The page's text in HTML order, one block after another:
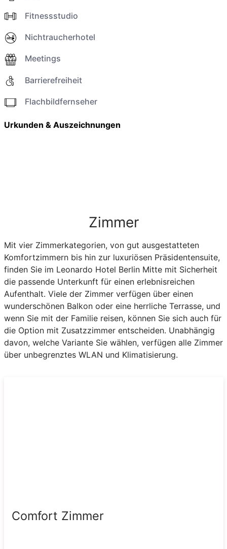
Fitnessstudio
Nichtraucherhotel
Meetings
Barrierefreiheit
Flachbildfernseher
Urkunden & Auszeichnungen
Zimmer
Mit vier Zimmerkategorien, von gut ausgestatteten
Komfortzimmern bis hin zur luxuriösen Präsidentensuite,
finden Sie im Leonardo Hotel Berlin Mitte mit Sicherheit
die passende Unterkunft für einen erlebnisreichen
Aufenthalt. Viele der Zimmer verfügen über einen
wunderschönen Balkon oder eine herrliche Terrasse, und
wenn Sie mit der Familie reisen, können Sie sich auch für
die Option mit Zusatzzimmer entscheiden. Unabhängig
davon, welche Variante Sie wählen, verfügen alle Zimmer
über unbegrenztes WLAN und Klimatisierung.
Comfort Zimmer